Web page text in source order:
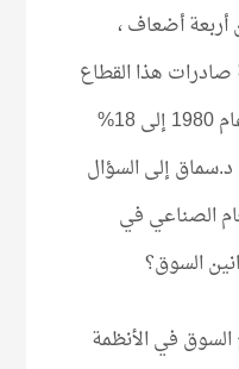
من أربعة أضعاف ،
هذا القطاع
إلى وارداته من 27% عام 1980 إلى 18%
يصل د.سماق إلى السؤال
الصناعي في
السوق؟
في الأنظمة